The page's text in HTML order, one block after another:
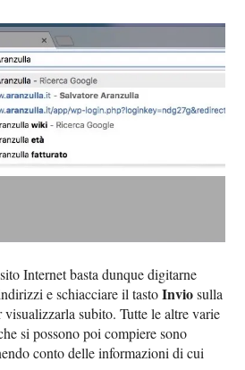
Internet basta dunque digitarne
e schiacciare il tastoInviosulla
visualizzarla subito. Tutte le altre varie
si possono poi compiere sono
conto delle informazioni di cui